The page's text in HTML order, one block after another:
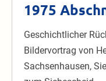
1975
Geschichtlicher
Bildervortrag von
Sachsenhausen,